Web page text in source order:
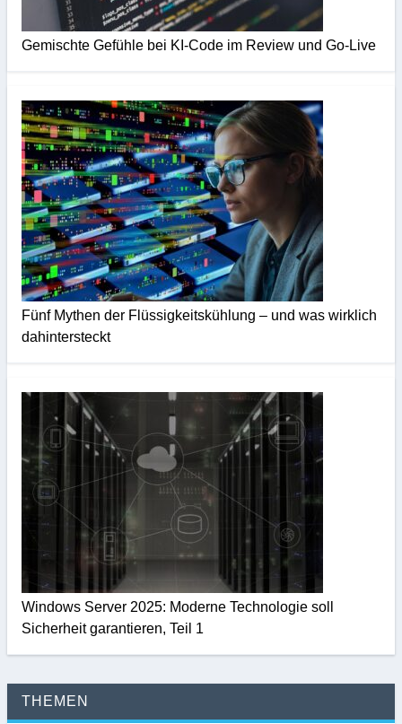
Gemischte Gefühle bei KI-Code im Review und Go-Live
Fünf Mythen der Flüssigkeitskühlung – und was wirklich
dahintersteckt
Windows Server 2025: Moderne Technologie soll
Sicherheit garantieren, Teil 1
THEMEN